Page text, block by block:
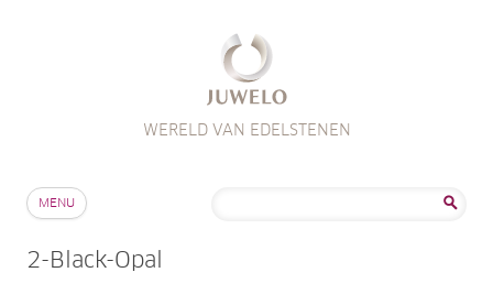
WERELD VAN EDELSTENEN
MENU
2-Black-Opal